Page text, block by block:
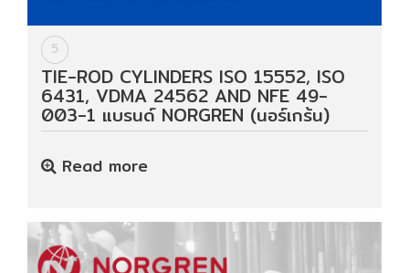
5
TIE-ROD CYLINDERS ISO 15552, ISO
6431, VDMA 24562 AND NFE 49-
003-1 แบรนด์ NORGREN (นอร์เกร้น)
Read more